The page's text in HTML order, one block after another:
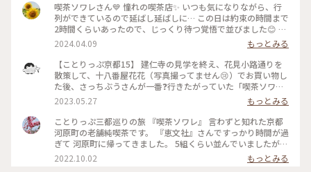
喫茶ソワレさん💙 憧れの喫茶店✨ いつも気になりながら、行
列ができているので延ばし延ばしに… この日は約束の時間まで
2時間くらいあったので、じっくり待つ覚悟で並びました😊 待
つ間も皆さんの投稿で拝見していた青の世界を想像し、ワクワ
ク💓 結局1時間ほど待ち、店内へ。 1番奥の、部屋が見渡せる
席に着きました。 深く青く、まるで別世界に入ったようです
💙 ぶどうの透かし彫りやライトもクラシックでキレイ✨ 頼ん
だのはご存じゼリーポンチ🌈✨ キレイ～✨ 優しいランプの明か
りにかざすとキラキラします✨ ゼリーの懐かしい感じや優しい
炭酸もいい！ 中の氷がゼリーと同じサイズで、ゼリーだと思
って口に入れてびっくりしてしまいました💦 あっという間に
食べ終わってしまいました😣 まだこの雰囲気の中にいたくて
コーヒーでも頼みたい…と思いましたが、きっと外には長い行
列ができているでしょうからお店を後にしました。 またこの
特別な空間に会いに行きたいです💙 #電車旅 #喫茶ソワレ #喫
2024.04.09
もっとみる
【ことりっぷ京都15】 建仁寺の見学を終え、花見小路通りを
散策して、十八番屋花花（写真撮ってません😢）でお買い物し
た後、さっちぶうさんが一番❓行きたがっていた「喫茶ソワ
レ」さんに向かいました😊 人気のお店なので長蛇の列ができ
ていると覚悟して行ったのですが、運良く２組しか待っていま
せんでした😄 15分くらいで案内され、２階の窓側の席へ。若
いグループばっかり😱 あ、でも、男性だけで来ているグルー
プも😊 私はヨーグルトポンチ、さっちぶうさんはゼリーポン
チフロートを注文しました。 店内の雰囲気は、暗めの照明で
したが、落ち着いていて良い雰囲気でした。 美味しくいただ
2023.05.27
もっとみる
ことりっぷ三都巡りの旅 『喫茶ソワレ』 言わずと知れた京都
河原町の老舗純喫茶です。 『恵文社』さんですっかり時間が過
ぎて 河原町に帰ってきました。 5組くらい並んでいましたが、
次々と呼ばれて すんなりと入店できました。 昔ながらのお店
を守っておられ、 狭い店内ですが、運良く2階の窓辺の 小さな
2022.10.02 もっとみる